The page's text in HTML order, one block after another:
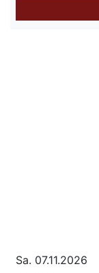
Sa. 07.11.2026